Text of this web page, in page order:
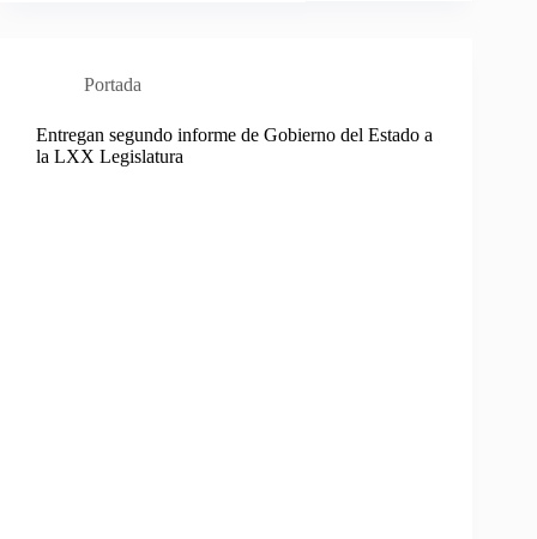
Portada
Entregan segundo informe de Gobierno del Estado a
la LXX Legislatura